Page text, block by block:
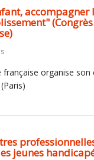
accompagner
française organise son
jeunes